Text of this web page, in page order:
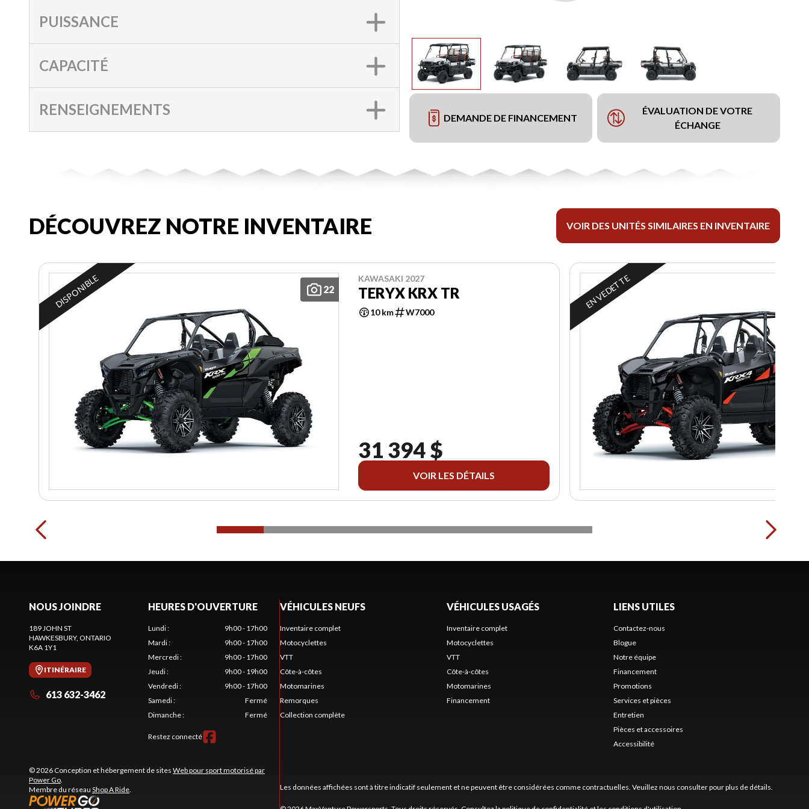
DEMANDE DE FINANCEMENT
ÉVALUATION DE VOTRE
ÉCHANGE
PUISSANCE
CAPACITÉ
RENSEIGNEMENTS
DÉCOUVREZ NOTRE INVENTAIRE VOIR DES UNITÉS SIMILAIRES EN INVENTAIRE
22
DISPONIBLE KAWASAKI 2027
TERYX KRX TR
10 km W7000
31 394 $
VOIR LES DÉTAILS
EN VEDETTE
NOUS JOINDRE
189 JOHN ST
HAWKESBURY, ONTARIO
K6A 1Y1
ITINÉRAIRE
613 632-3462
HEURES D'OUVERTURE
Lundi:
9h00 - 17h00
Mardi:
9h00 - 17h00
Mercredi:
9h00 - 17h00
Jeudi:
9h00 - 19h00
Vendredi:
9h00 - 17h00
Samedi:
Fermé
Dimanche: Fermé
Restez connecté
© 2026 Conception et hébergement de sites Web pour sport motorisé par
Power Go
Membre du réseau Shop A Ride
VÉHICULES NEUFS
Inventaire complet
Motocyclettes
VTT
Côte-à-côtes
Motomarines
Remorques
Collection complète
VÉHICULES USAGÉS
Inventaire complet
Motocyclettes
VTT
Côte-à-côtes
Motomarines
Financement
LIENS UTILES
Contactez-nous
Blogue
Notre équipe
Financement
Promotions
Services et pièces
Entretien
Pièces et accessoires
Accessibilité
Les données affichées sont à titre indicatif seulement et ne peuvent être considérées comme contractuelles. Veuillez nous consulter pour plus de détails.